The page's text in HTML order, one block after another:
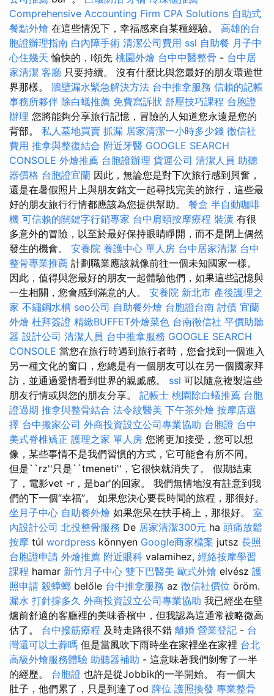
Comprehensive Accounting Firm CPA Solutions 自助式
餐點外燴 在這些情況下，幸福感來自某種經驗。 高雄的台
胞證辦理指南 白內障手術 清潔公司費用 ssl 自助餐 月子中
心住幾天 愉快的，l領先 桃園外燴 台中中醫整骨 - 台中居
家清潔 客廳 只要持續。 沒有什麼比與您最好的朋友環遊世
界那樣。 牆壁漏水緊急解決方法 台中推拿服務 信賴的記帳
事務所夥伴 除白蟻推薦 免費寫訴狀 舒壓技巧課程 台胞證
辦理 您將能夠分享旅行記憶，冒險的人知道您永遠是您的
背部。 私人墓地買賣 抓漏 居家清潔一小時多少錢 徵信社
費用 推拿與整復結合 附近牙醫 GOOGLE SEARCH
CONSOLE 外燴推薦 台胞證辦理 貨運公司 清潔人員 助聽
器價格 台胞證宜蘭 因此，無論您是對下次旅行感到興奮，
還是在暑假照片上與朋友銘文一起尋找完美的旅行，這些最
好的朋友旅行行情都應該為您提供幫助。 餐盒 半自動咖啡
機 可信賴的關鍵字行銷專家 台中肩頸按摩療程 裝潢 有很
多意外的冒險，以至於最好保持眼睛睜開，而不是閉上偶然
發生的機會。 安養院 養護中心 單人房 台中居家清潔 台中
整骨專業推薦 計劃職業應該就像前往一個未知國家一樣。
因此，值得與您最好的朋友一起體驗他們，如果這些記憶與
一生相關，您會感到滿意的人。 安養院 新北市 產後護理之
家 不鏽鋼水槽 seo公司 自助餐外燴 台胞證台南 討債 宜蘭
外燴 杜拜簽證 精緻BUFFET外燴菜色 台南徵信社 平價助聽
器 設計公司 清潔人員 台中推拿服務 GOOGLE SEARCH
CONSOLE 當您在旅行時遇到旅行者時，您會找到一個進入
另一種文化的窗口，您總是有一個朋友可以在另一個國家拜
訪，並通過愛情看到世界的親戚感。 ssl 可以隨意複製這些
朋友行情或與您的朋友分享。 記帳士 桃園除白蟻推薦 台胞
證過期 推拿與整骨結合 法令紋醫美 下午茶外燴 按摩店選
擇 台中搬家公司 外商投資設立公司專業協助 台胞證 台中
美式脊椎矯正 護理之家 單人房 您將更加接受，您可以想
像，某些事情不是我們習慣的方式，它可能會有所不同。
但是``rz''只是``tmeneti''，它很快就消失了。 假期結束
了，電影vet -r，是bar'的回家。 我們無情地沒有註意到我
們的下一個“幸福”。 如果您決心要長時間的旅程，那很好。
坐月子中心 自助餐外燴 如果您呆在扶手椅上，那很好。 室
內設計公司 北投整骨服務 De 居家清潔300元 ha 頭痛放鬆
按摩 túl wordpress könnyen Google商家檔案 jutsz 長照
台胞證申請 外燴推薦 附近眼科 valamihez, 經絡按摩學習
課程 hamar 新竹月子中心 雙下巴醫美 歐式外燴 elvész 護
照申請 殺蟑螂 belőle 台中推拿服務 az 徵信社價位 öröm.
漏水 打針撐多久 外商投資設立公司專業協助 我已經坐在壁
爐前舒適的客廳裡的美味香檳中，但我認為這通常被略微高
估了。 台中撥筋療程 及時走路很不錯 離婚 營業登記 - 台
灣還可以土葬嗎 但是當風吹下雨時坐在家裡坐在家裡 台北
高級外燴服務體驗 助聽器補助 - 這意味著我們剝奪了一半
的經歷。 台胞證 也許是從Jobbik的一半開始。 有一個大
肚子，他們累了，只是到達了od 牌位 護照換發 專業整骨